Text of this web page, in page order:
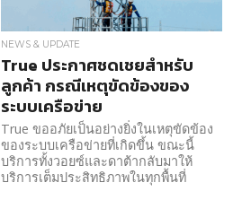
NEWS & UPDATE
True ประกาศชดเชยสำหรับ
ลูกค้า กรณีเหตุขัดข้องของ
ระบบเครือข่าย
True ขออภัยเป็นอย่างยิ่งในเหตุขัดข้อง
ของระบบเครือข่ายที่เกิดขึ้น ขณะนี้
บริการทั้งวอยซ์และดาต้ากลับมาให้
บริการเต็มประสิทธิภาพในทุกพื้นที่